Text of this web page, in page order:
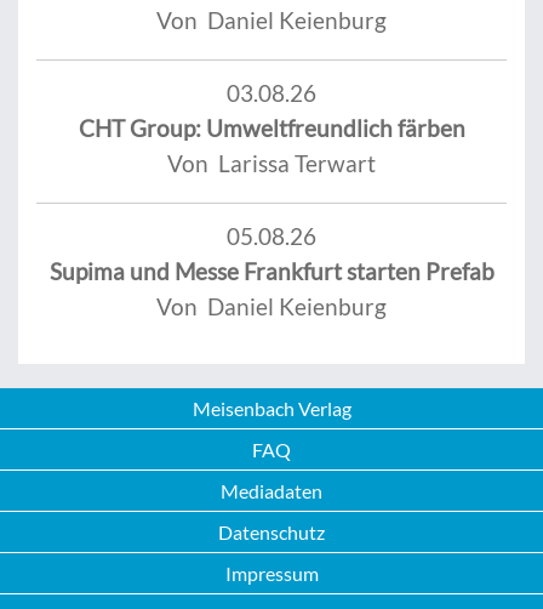
Von Daniel Keienburg
03.08.26
CHT Group: Umweltfreundlich färben
Von Larissa Terwart
05.08.26
Supima und Messe Frankfurt starten Prefab
Von Daniel Keienburg
Meisenbach Verlag
FAQ
Mediadaten
Datenschutz
Impressum